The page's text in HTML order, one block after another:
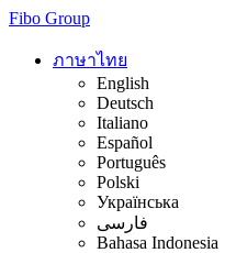
Fibo Group
ภาษาไทย
English
Deutsch
Italiano
Español
Português
Polski
Українська
فارسی
Bahasa Indonesia